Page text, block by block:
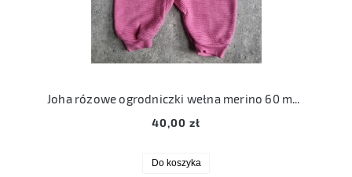
Joha rózowe ogrodniczki wełna merino 60 merynos
40,00 zł
Do koszyka